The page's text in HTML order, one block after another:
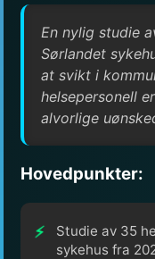
En nylig studie
Sørlandet
at svikt i
helsepersonell
alvorlige
Hovedpunkter:
Studie av 35
sykehus fra